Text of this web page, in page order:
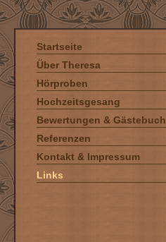
Startseite
Über Theresa
Hörproben
Hochzeitsgesang
Bewertungen & Gästebuch
Referenzen
Kontakt & Impressum
Links